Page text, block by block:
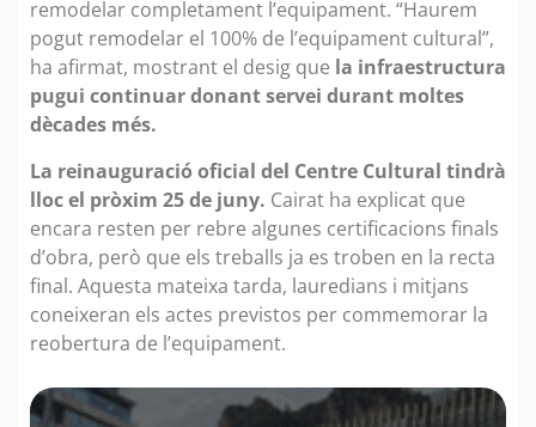
remodelar completament l’equipament. “Haurem
pogut remodelar el 100% de l’equipament cultural”,
ha afirmat, mostrant el desig que la infraestructura
pugui continuar donant servei durant moltes
dècades més.
La reinauguració oficial del Centre Cultural tindrà
lloc el pròxim 25 de juny. Cairat ha explicat que
encara resten per rebre algunes certificacions finals
d’obra, però que els treballs ja es troben en la recta
final. Aquesta mateixa tarda, lauredians i mitjans
coneixeran els actes previstos per commemorar la
reobertura de l’equipament.